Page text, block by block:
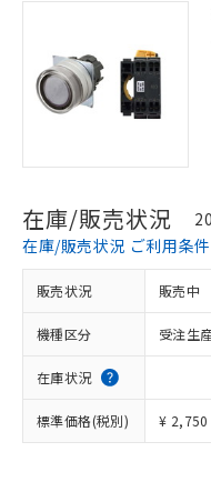
在庫/販売状況
在庫/販売状況 ご利用条件
販売状況 販売中
機種区分 受注生
在庫状況
標準価格(税別) ¥ 2,750